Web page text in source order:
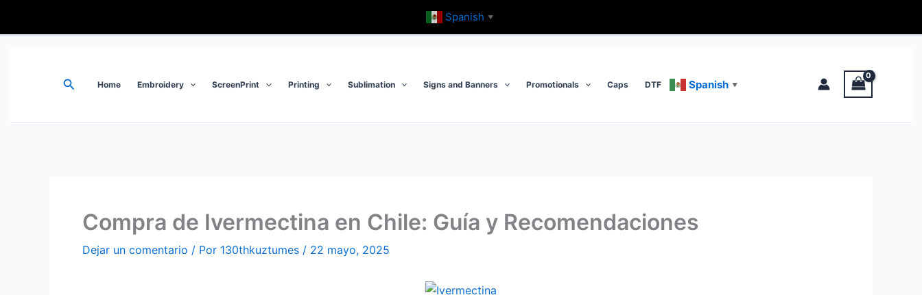
Spanish ▼
BuscarHome Embroidery ScreenPrint Printing Sublimation Signs and Banners Promotionals Caps DTF Spanish ▼
Compra de Ivermectina en Chile: Guía y Recomendaciones
Dejar un comentario / Por 130thkuztumes / 22 mayo, 2025